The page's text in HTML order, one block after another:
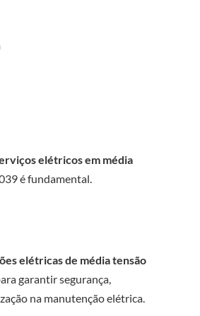
elétricos em média
é fundamental.
elétricas de média tensão
garantir segurança,
na manutenção elétrica.